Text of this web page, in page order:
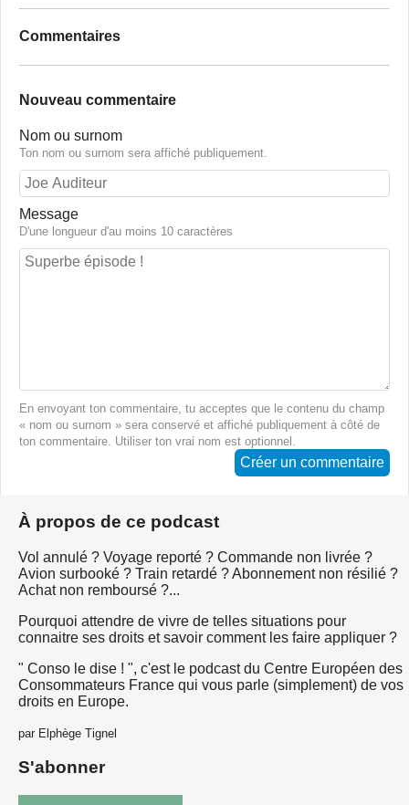
Commentaires
Nouveau commentaire
Nom ou surnom
Ton nom ou surnom sera affiché publiquement.
Message
D'une longueur d'au moins 10 caractères
En envoyant ton commentaire, tu acceptes que le contenu du champ
« nom ou surnom » sera conservé et affiché publiquement à côté de
ton commentaire. Utiliser ton vrai nom est optionnel.
Créer un commentaire
À propos de ce podcast
Vol annulé ? Voyage reporté ? Commande non livrée ?
Avion surbooké ? Train retardé ? Abonnement non résilié ?
Achat non remboursé ?...
Pourquoi attendre de vivre de telles situations pour
connaitre ses droits et savoir comment les faire appliquer ?
" Conso le dise ! ", c'est le podcast du Centre Européen des
Consommateurs France qui vous parle (simplement) de vos
droits en Europe.
par Elphège Tignel
S'abonner